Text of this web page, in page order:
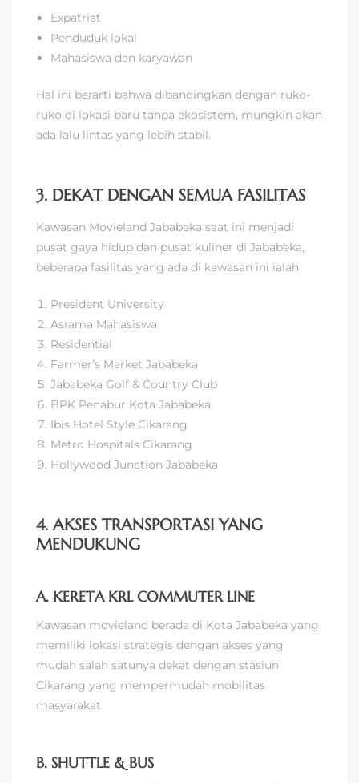
Expatriat
Penduduk lokal
Mahasiswa dan karyawan
Hal ini berarti bahwa dibandingkan dengan ruko-
ruko di lokasi baru tanpa ekosistem, mungkin akan
ada lalu lintas yang lebih stabil.
3. DEKAT DENGAN SEMUA FASILITAS
Kawasan Movieland Jababeka saat ini menjadi
pusat gaya hidup dan pusat kuliner di Jababeka,
beberapa fasilitas yang ada di kawasan ini ialah
President University
Asrama Mahasiswa
Residential
Farmer’s Market Jababeka
Jababeka Golf & Country Club
BPK Penabur Kota Jababeka
Ibis Hotel Style Cikarang
Metro Hospitals Cikarang
Hollywood Junction Jababeka
4. AKSES TRANSPORTASI YANG
MENDUKUNG
A. KERETA KRL COMMUTER LINE
Kawasan movieland berada di Kota Jababeka yang
memiliki lokasi strategis dengan akses yang
mudah salah satunya dekat dengan stasiun
Cikarang yang mempermudah mobilitas
masyarakat
B. SHUTTLE & BUS